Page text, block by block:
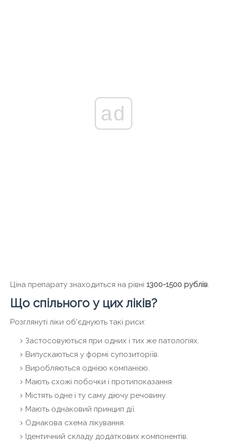
ad
Ціна препарату знаходиться на рівні 1300-1500 рублів.
Що спільного у цих ліків?
Розглянуті ліки об'єднують такі риси:
Застосовуються при одних і тих же патологіях.
Випускаються у формі супозиторіїв.
Виробляються однією компанією.
Мають схожі побочки і протипоказання.
Містять одне і ту саму діючу речовину.
Мають однаковий принцип дії.
Однакова схема лікування.
Ідентичний складу додаткових компонентів.